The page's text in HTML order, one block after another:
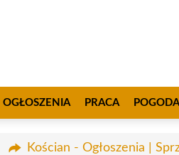
OGŁOSZENIA PRACA POGODA
Kościan - Ogłoszenia |